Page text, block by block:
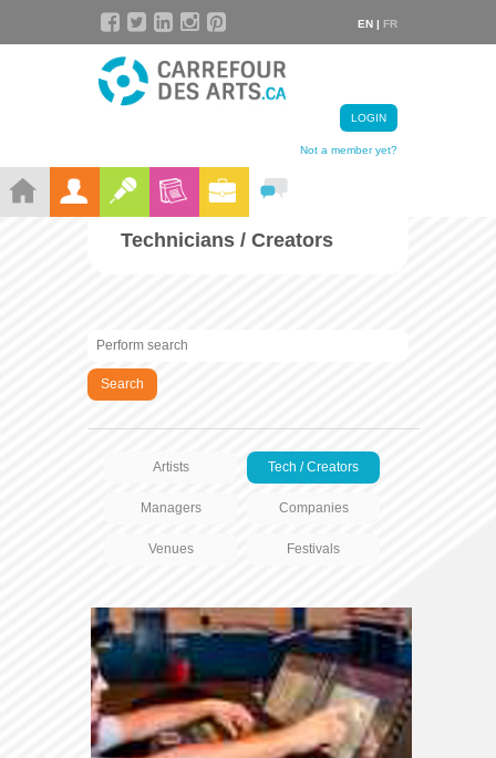
EN | FR
LOGIN
Not a member yet?
Technicians / Creators
Search
Artists Tech / Creators
Managers Companies
Venues Festivals